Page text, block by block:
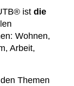
ist die
Wohnen,
Arbeit,
Themen